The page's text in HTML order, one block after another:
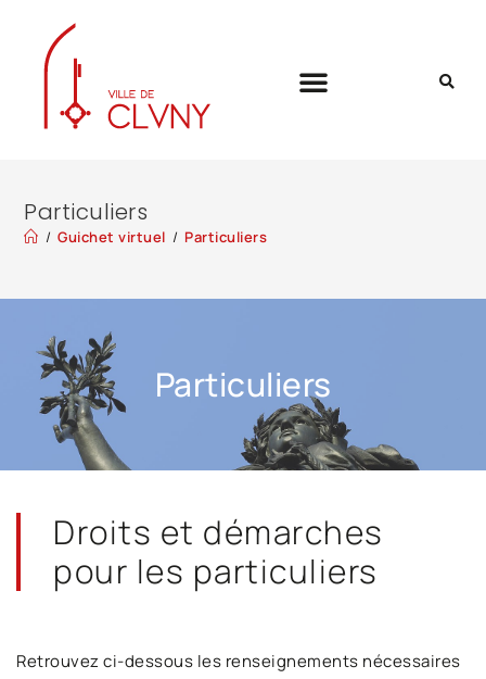
Particuliers
/ Guichet virtuel / Particuliers
Particuliers
Droits et démarches
pour les particuliers
Retrouvez ci-dessous les renseignements nécessaires